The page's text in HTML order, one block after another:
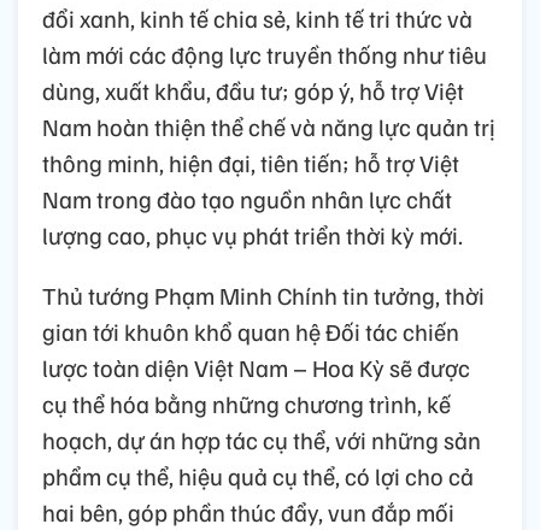
đổi xanh, kinh tế chia sẻ, kinh tế tri thức và
làm mới các động lực truyền thống như tiêu
dùng, xuất khẩu, đầu tư; góp ý, hỗ trợ Việt
Nam hoàn thiện thể chế và năng lực quản trị
thông minh, hiện đại, tiên tiến; hỗ trợ Việt
Nam trong đào tạo nguồn nhân lực chất
lượng cao, phục vụ phát triển thời kỳ mới.
Thủ tướng Phạm Minh Chính tin tưởng, thời
gian tới khuôn khổ quan hệ Đối tác chiến
lược toàn diện Việt Nam – Hoa Kỳ sẽ được
cụ thể hóa bằng những chương trình, kế
hoạch, dự án hợp tác cụ thể, với những sản
phẩm cụ thể, hiệu quả cụ thể, có lợi cho cả
hai bên, góp phần thúc đẩy, vun đắp mối